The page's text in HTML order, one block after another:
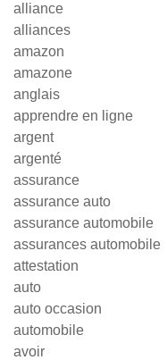
alliance
alliances
amazon
amazone
anglais
apprendre en ligne
argent
argenté
assurance
assurance auto
assurance automobile
assurances automobile
attestation
auto
auto occasion
automobile
avoir